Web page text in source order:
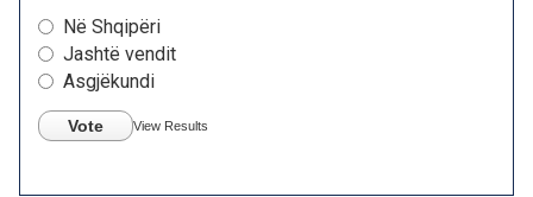
Në Shqipëri
Jashtë vendit
Asgjëkundi
Vote View Results